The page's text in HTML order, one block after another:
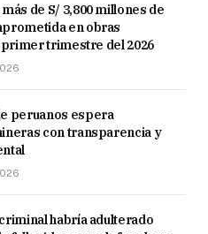
de S/ 3,800 millones de
en obras
trimestre del 2026
peruanos espera
con transparencia y
habría adulterado